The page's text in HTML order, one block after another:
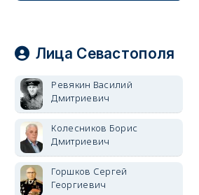
Лица Севастополя
Ревякин Василий
Дмитриевич
Колесников Борис
Дмитриевич
Горшков Сергей
Георгиевич